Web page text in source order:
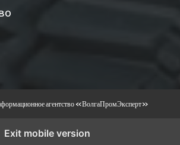
агентство «ВолгаПромЭксперт»
Exit mobile version